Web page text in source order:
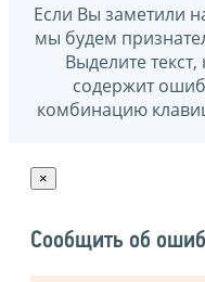
Если Вы заметили
мы будем
Выделите
содержит
комбинацию
×
Сообщить об